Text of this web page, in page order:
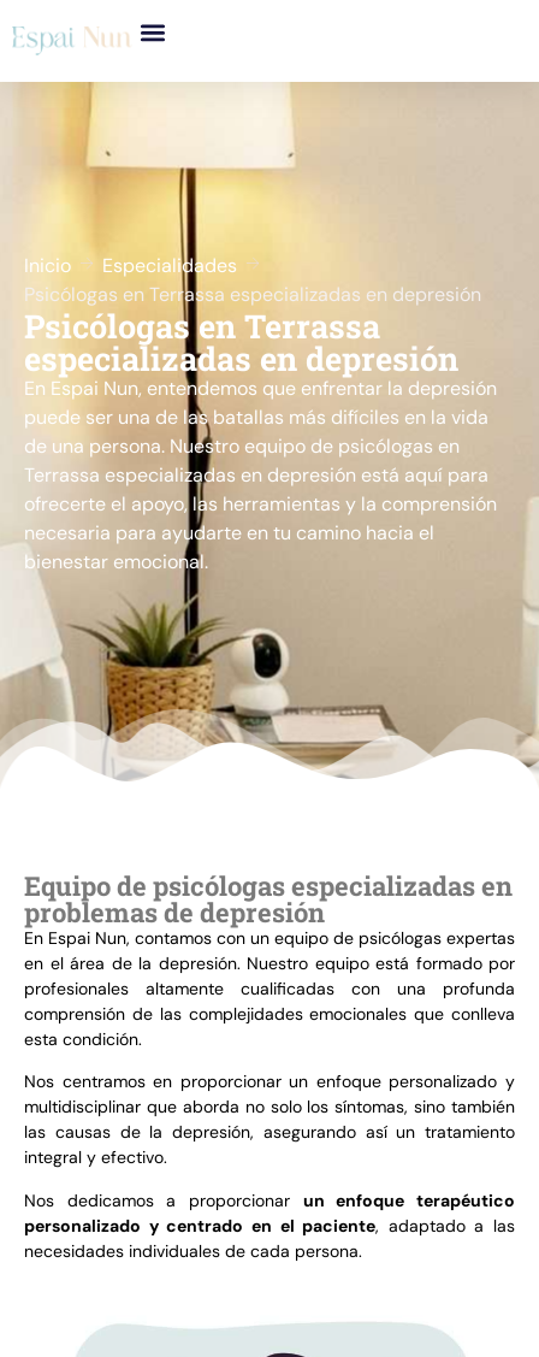
Inicio
Especialidades
Psicólogas en Terrassa especializadas en depresión
Psicólogas en Terrassa
especializadas en depresión
En Espai Nun, entendemos que enfrentar la depresión
puede ser una de las batallas más difíciles en la vida
de una persona. Nuestro equipo de psicólogas en
Terrassa especializadas en depresión está aquí para
ofrecerte el apoyo, las herramientas y la comprensión
necesaria para ayudarte en tu camino hacia el
bienestar emocional.
Equipo de psicólogas especializadas en
problemas de depresión
En Espai Nun, contamos con un equipo de psicólogas expertas
en el área de la depresión. Nuestro equipo está formado por
profesionales altamente cualificadas con una profunda
comprensión de las complejidades emocionales que conlleva
esta condición.
Nos centramos en proporcionar un enfoque personalizado y
multidisciplinar que aborda no solo los síntomas, sino también
las causas de la depresión, asegurando así un tratamiento
integral y efectivo.
Nos dedicamos a proporcionar un enfoque terapéutico
personalizado y centrado en el paciente, adaptado a las
necesidades individuales de cada persona.